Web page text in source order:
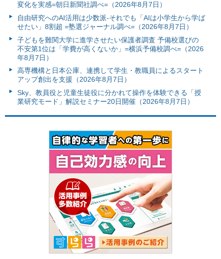
変化を実感=朝日新聞社調べ=（2026年8月7日）
自由研究へのAI活用は少数派-それでも「AIは小学生から学ば
せたい」8割超 =塾選ジャーナル調べ=（2026年8月7日）
子どもを難関大学に進学させたい保護者調査 予備校選びの
不安第1位は「学費が高くないか」=横浜予備校調べ=（2026
年8月7日）
高専機構と日本公庫、連携して学生・教職員によるスタート
アップ創出を支援（2026年8月7日）
Sky、教員役と児童生徒役に分かれて操作を体験できる「授
業研究モード」解説セミナー20日開催（2026年8月7日）